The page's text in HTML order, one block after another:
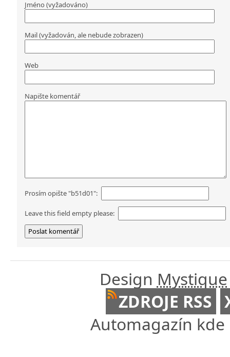
Jméno (vyžadováno)
Mail (vyžadován, ale nebude zobrazen)
Web
Napište komentář
Prosím opište "b51d01":
Leave this field empty please:
Design Mystique
ZDROJE RSS
Automagazín